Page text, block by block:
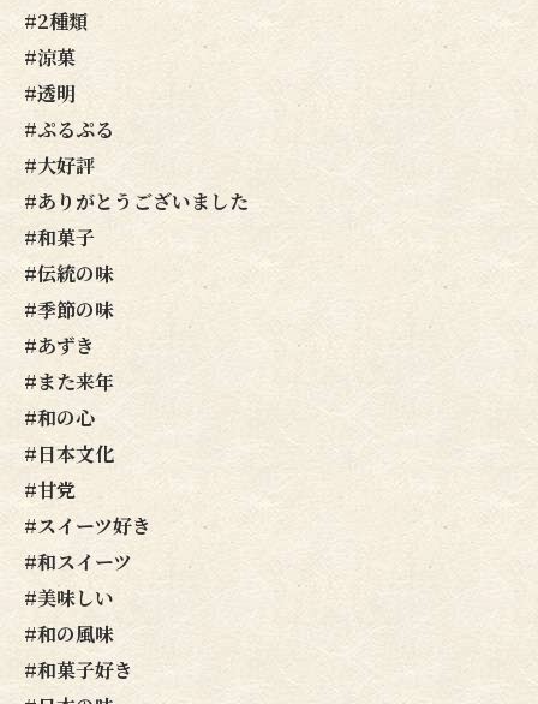
#2種類
#涼菓
#透明
#ぷるぷる
#大好評
#ありがとうございました
#和菓子
#伝統の味
#季節の味
#あずき
#また来年
#和の心
#日本文化
#甘党
#スイーツ好き
#和スイーツ
#美味しい
#和の風味
#和菓子好き